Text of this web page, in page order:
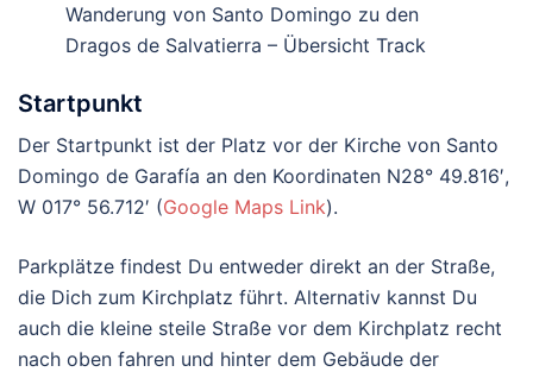
Wanderung von Santo Domingo zu den
Dragos de Salvatierra – Übersicht Track
Startpunkt
Der Startpunkt ist der Platz vor der Kirche von Santo
Domingo de Garafía an den Koordinaten N28° 49.816′,
W 017° 56.712′ (Google Maps Link).
Parkplätze findest Du entweder direkt an der Straße,
die Dich zum Kirchplatz führt. Alternativ kannst Du
auch die kleine steile Straße vor dem Kirchplatz recht
nach oben fahren und hinter dem Gebäude der